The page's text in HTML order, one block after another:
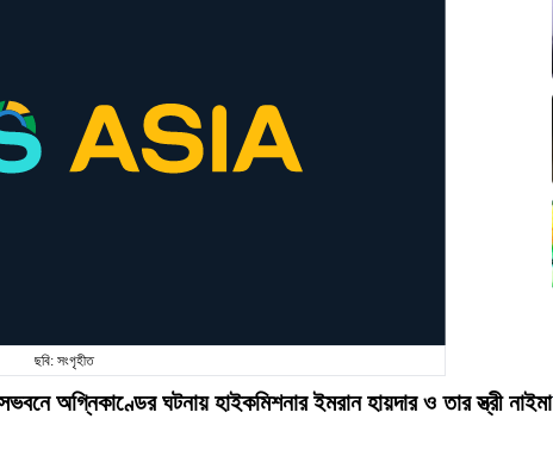
ছবি: সংগৃহীত
অগ্নিকাণ্ডের ঘটনায় হাইকমিশনার ইমরান হায়দার ও তার স্ত্রী নাইমা